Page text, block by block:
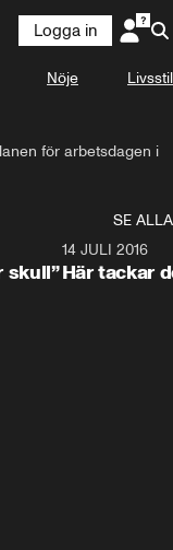
Logga in
Nöje Livsstil
för arbetsdagen i
SE ALLA
skull”
14 JULI 2016
Här tackar